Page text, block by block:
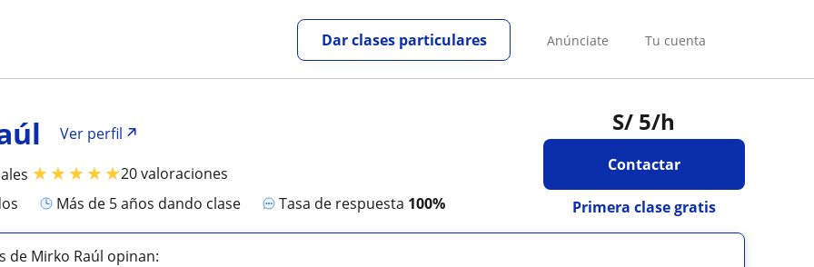
Anúnciate Tu cuenta
Dar clases particulares
S/ 5/h
Contactar
Primera clase gratis
Ver perfil
★★★★★20 valoraciones
más de 5 años dando clase Tasa de respuesta 100%
de Mirko Raúl opinan: